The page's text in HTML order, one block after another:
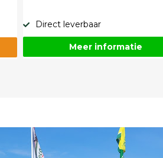
Direct leverbaar
Meer informatie